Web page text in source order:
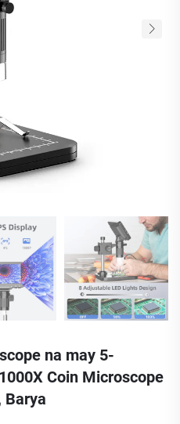
na may 5-
Coin Microscope
Barya